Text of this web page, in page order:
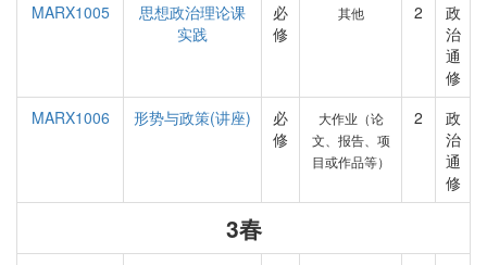
MARX1005
思想政治理论课
实践
必
修
其他 2
政
治
通
修
MARX1006
形势与政策(讲座)
必
修
大作业（论
文、报告、项
目或作品等）
2
政
治
通
修
3春